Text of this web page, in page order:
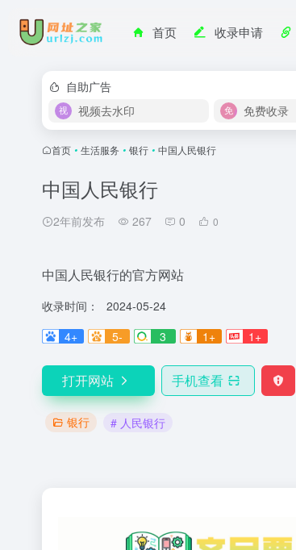
首页 收录申请
自助广告
视频去水印
免费收录
首页 • 生活服务 • 银行 • 中国人民银行
中国人民银行
2年前发布 267 0 0
中国人民银行的官方网站
收录时间：
2024-05-24
4+
5- 3 1+ 1+
打开网站 手机查看
银行 # 人民银行